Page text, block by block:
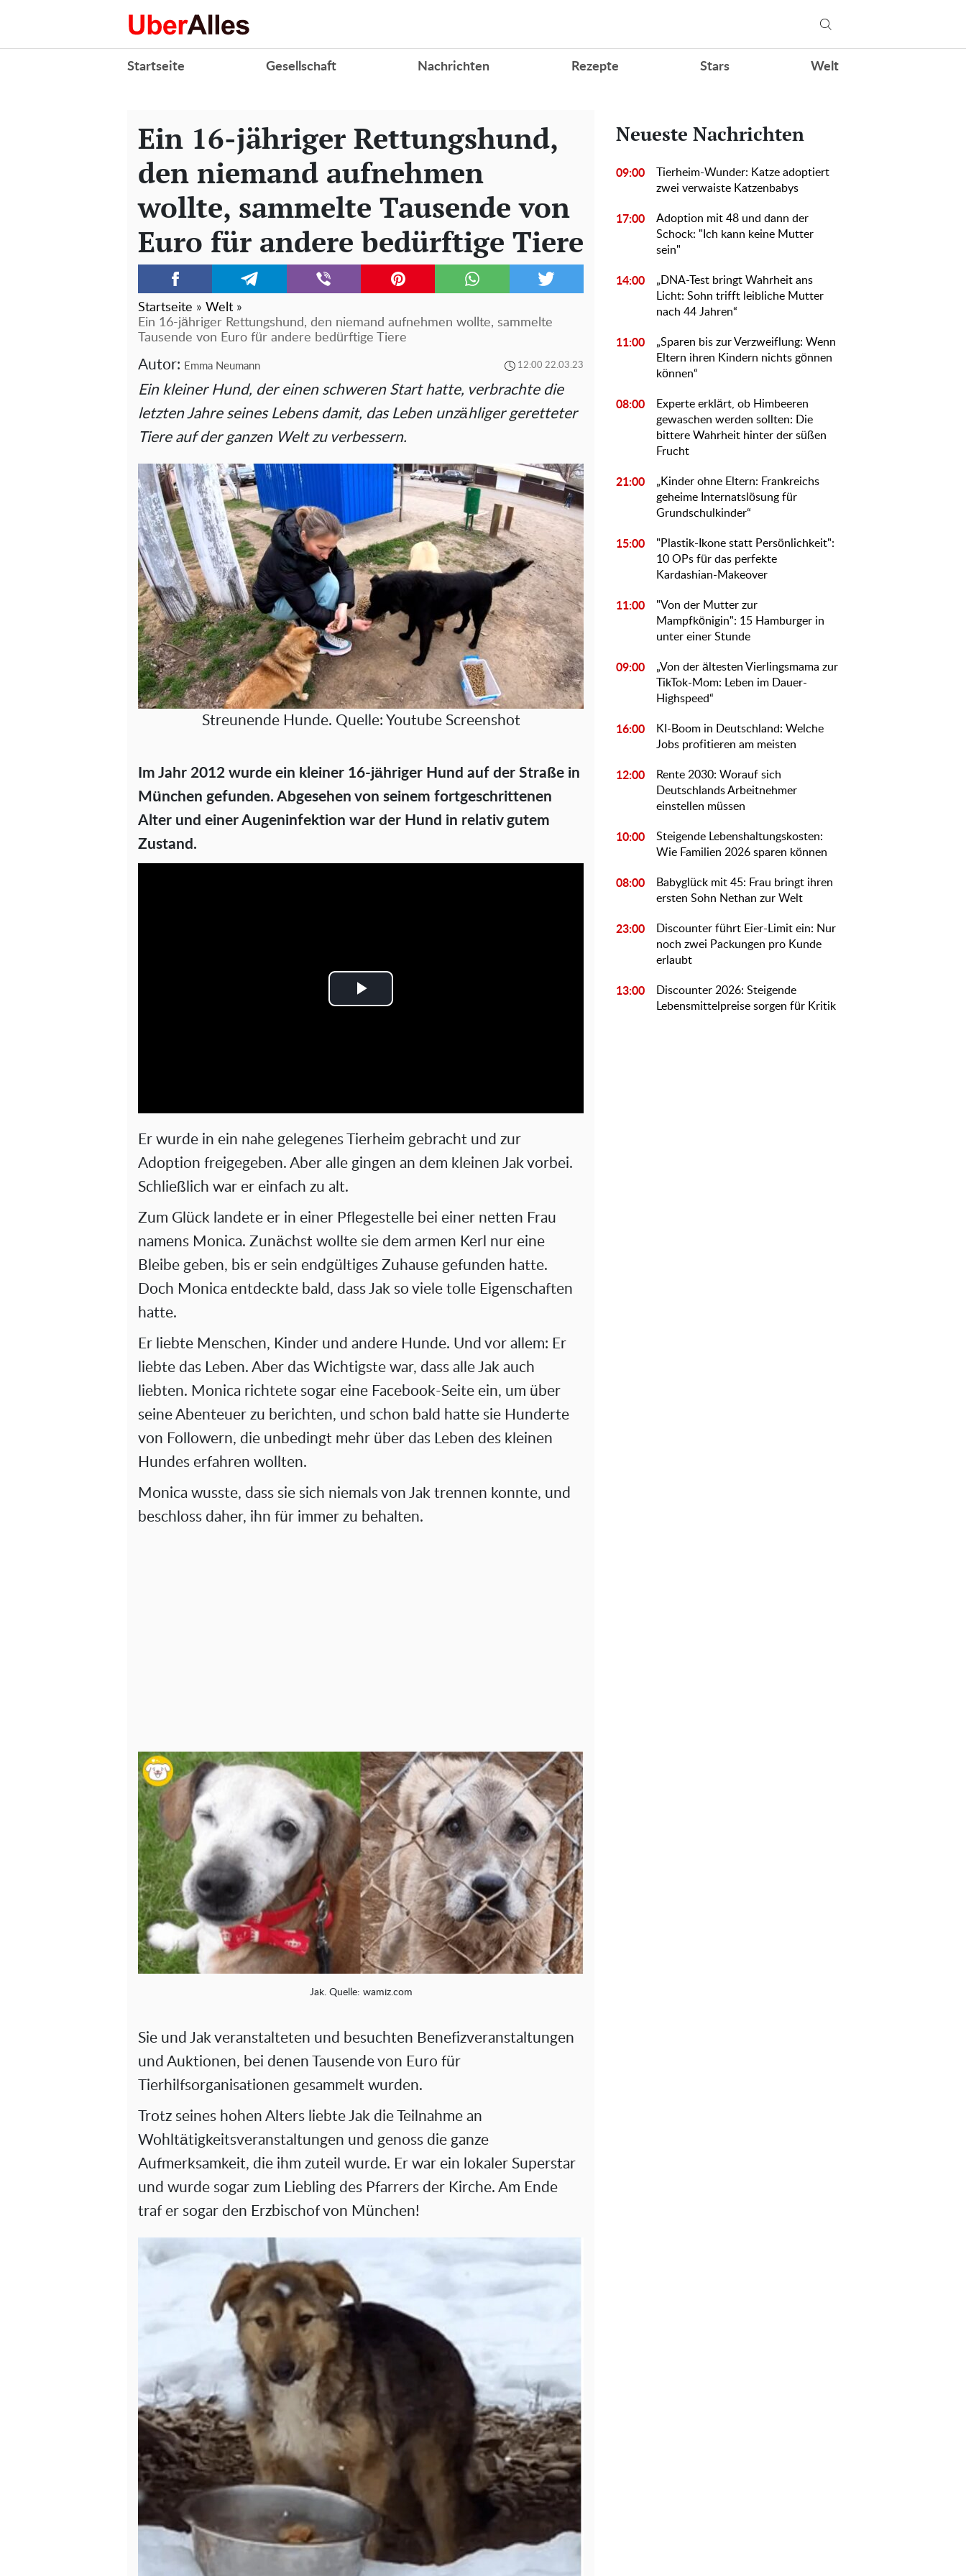
Startseite Gesellschaft Nachrichten Rezepte Stars Welt
Ein 16-jähriger Rettungshund,
den niemand aufnehmen
wollte, sammelte Tausende von
Euro für andere bedürftige Tiere
Startseite » Welt »
Ein 16-jähriger Rettungshund, den niemand aufnehmen wollte, sammelte
Tausende von Euro für andere bedürftige Tiere
Autor: Emma Neumann 12:00 22.03.23
Ein kleiner Hund, der einen schweren Start hatte, verbrachte die
letzten Jahre seines Lebens damit, das Leben unzähliger geretteter
Tiere auf der ganzen Welt zu verbessern.
Streunende Hunde. Quelle: Youtube Screenshot
Im Jahr 2012 wurde ein kleiner 16-jähriger Hund auf der Straße in
München gefunden. Abgesehen von seinem fortgeschrittenen
Alter und einer Augeninfektion war der Hund in relativ gutem
Zustand.
P
V
i
e
o
Er wurde in ein nahe gelegenes Tierheim gebracht und zur
Adoption freigegeben. Aber alle gingen an dem kleinen Jak vorbei.
Schließlich war er einfach zu alt.
Zum Glück landete er in einer Pflegestelle bei einer netten Frau
namens Monica. Zunächst wollte sie dem armen Kerl nur eine
Bleibe geben, bis er sein endgültiges Zuhause gefunden hatte.
Doch Monica entdeckte bald, dass Jak so viele tolle Eigenschaften
hatte.
Er liebte Menschen, Kinder und andere Hunde. Und vor allem: Er
liebte das Leben. Aber das Wichtigste war, dass alle Jak auch
liebten. Monica richtete sogar eine Facebook-Seite ein, um über
seine Abenteuer zu berichten, und schon bald hatte sie Hunderte
von Followern, die unbedingt mehr über das Leben des kleinen
Hundes erfahren wollten.
Monica wusste, dass sie sich niemals von Jak trennen konnte, und
beschloss daher, ihn für immer zu behalten.
Jak. Quelle: wamiz.com
Sie und Jak veranstalteten und besuchten Benefizveranstaltungen
und Auktionen, bei denen Tausende von Euro für
Tierhilfsorganisationen gesammelt wurden.
Trotz seines hohen Alters liebte Jak die Teilnahme an
Wohltätigkeitsveranstaltungen und genoss die ganze
Aufmerksamkeit, die ihm zuteil wurde. Er war ein lokaler Superstar
und wurde sogar zum Liebling des Pfarrers der Kirche. Am Ende
traf er sogar den Erzbischof von München!
Neueste Nachrichten
09:00
Tierheim-Wunder: Katze adoptiert
zwei verwaiste Katzenbabys
17:00
Adoption mit 48 und dann der
Schock: "Ich kann keine Mutter
sein"
14:00
„DNA-Test bringt Wahrheit ans
Licht: Sohn trifft leibliche Mutter
nach 44 Jahren“
11:00
„Sparen bis zur Verzweiflung: Wenn
Eltern ihren Kindern nichts gönnen
können“
08:00
Experte erklärt, ob Himbeeren
gewaschen werden sollten: Die
bittere Wahrheit hinter der süßen
Frucht
21:00
„Kinder ohne Eltern: Frankreichs
geheime Internatslösung für
Grundschulkinder“
15:00
"Plastik-Ikone statt Persönlichkeit":
10 OPs für das perfekte
Kardashian-Makeover
11:00
"Von der Mutter zur
Mampfkönigin": 15 Hamburger in
unter einer Stunde
09:00
„Von der ältesten Vierlingsmama zur
TikTok-Mom: Leben im Dauer-
Highspeed“
16:00
KI-Boom in Deutschland: Welche
Jobs profitieren am meisten
12:00
Rente 2030: Worauf sich
Deutschlands Arbeitnehmer
einstellen müssen
10:00
Steigende Lebenshaltungskosten:
Wie Familien 2026 sparen können
08:00
Babyglück mit 45: Frau bringt ihren
ersten Sohn Nethan zur Welt
23:00
Discounter führt Eier-Limit ein: Nur
noch zwei Packungen pro Kunde
erlaubt
13:00
Discounter 2026: Steigende
Lebensmittelpreise sorgen für Kritik